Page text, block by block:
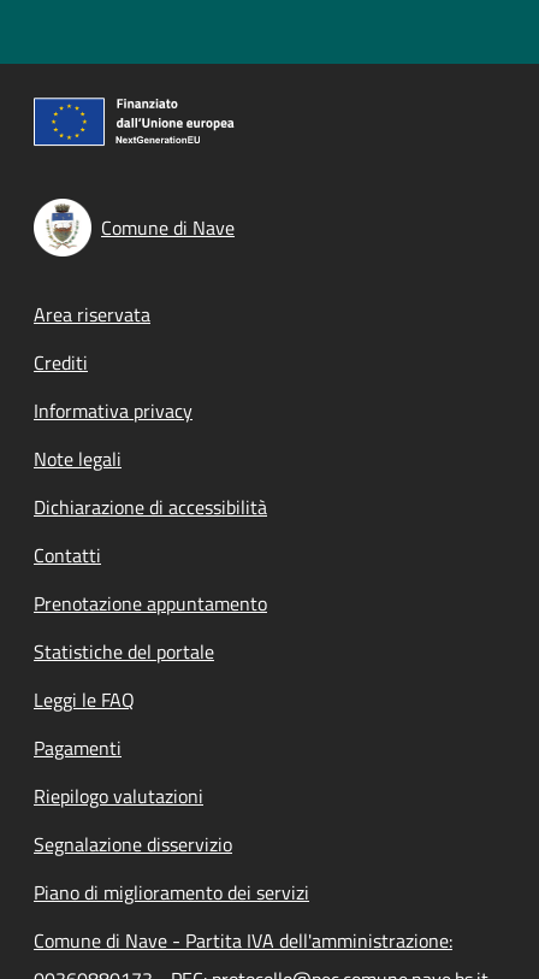
Comune di Nave
Footer menu
Area riservata
Crediti
Informativa privacy
Note legali
Dichiarazione di accessibilità
Contatti
Prenotazione appuntamento
Statistiche del portale
Leggi le FAQ
Pagamenti
Riepilogo valutazioni
Segnalazione disservizio
Piano di miglioramento dei servizi
Comune di Nave - Partita IVA dell'amministrazione: